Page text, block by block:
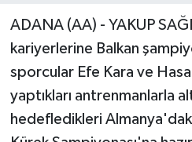
ADANA (AA) - YAKUP
kariyerlerine Balkan
sporcular Efe Kara ve
yaptıkları antrenmanlarla
hedefledikleri